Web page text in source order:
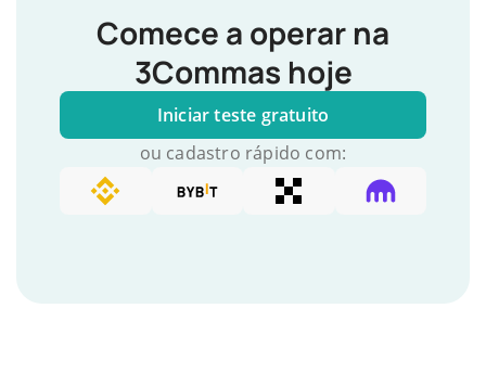
Comece a operar na
3Commas hoje
Iniciar teste gratuito
ou cadastro rápido com: